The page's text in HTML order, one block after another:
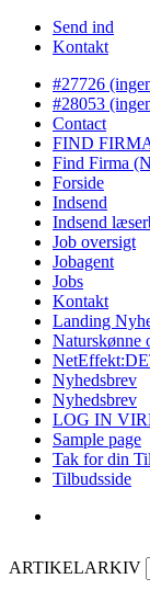
Send ind
Kontakt
#27726
#28053
Contact
FIND
Find Firma
Forside
Indsend
Indsend
Job oversigt
Jobagent
Jobs
Kontakt
Landing
Naturskønne
Nyhedsbrev
Nyhedsbrev
LOG IN
Sample page
Tak for din
Tilbudsside
ARTIKELARKIV